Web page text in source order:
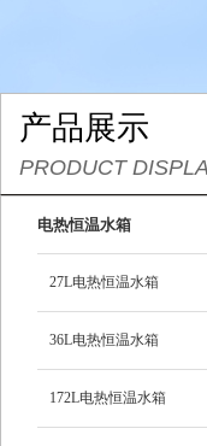
产品展示
PRODUCT
电热恒温水箱
27L电热恒温水箱
36L电热恒温水箱
172L电热恒温水箱